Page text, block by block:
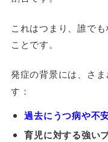
これはつまり、誰で
ことです。
発症の背景には、さま
す：
過去にうつ病や不
育児に対する強い